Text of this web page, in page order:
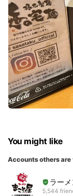
You might like
Accounts others
ラー
5,544